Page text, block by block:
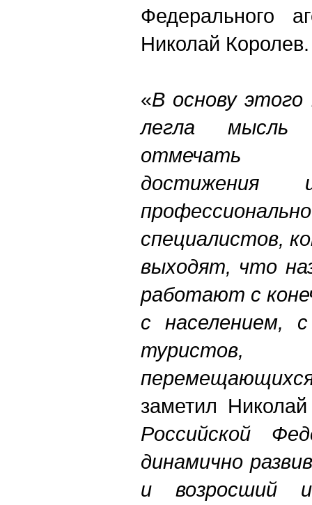
Федерального
Николай Королев.
«В основу этого
легла мысль
отмечать
достижения
специалистов,
выходят, что
работают с
с населением,
туристов,
заметил
Российской
динамично
и возросший